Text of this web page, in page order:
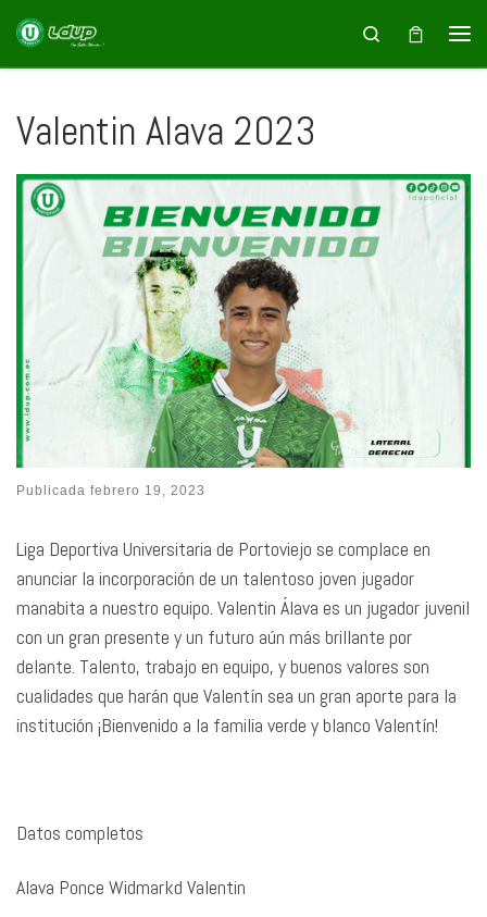
Saltar al contenido Search
Valentin Alava 2023
Publicada febrero 19, 2023
Liga Deportiva Universitaria de Portoviejo se complace en
anunciar la incorporación de un talentoso joven jugador
manabita a nuestro equipo. Valentin Álava es un jugador juvenil
con un gran presente y un futuro aún más brillante por
delante. Talento, trabajo en equipo, y buenos valores son
cualidades que harán que Valentín sea un gran aporte para la
institución ¡Bienvenido a la familia verde y blanco Valentín!
Datos completos
Alava Ponce Widmarkd Valentin